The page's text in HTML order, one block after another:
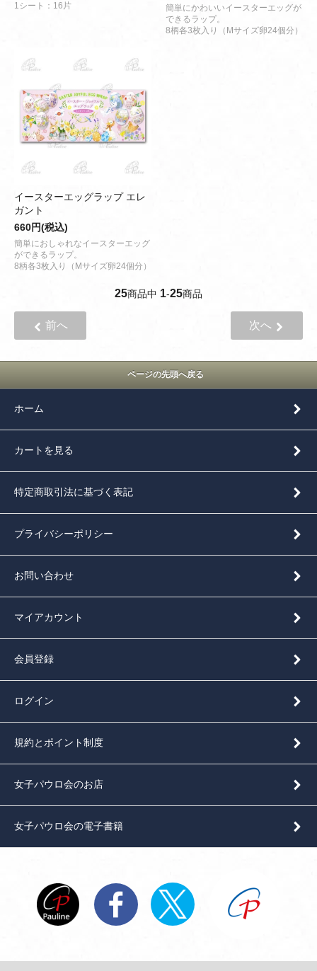
1シート：16片
簡単にかわいいイースターエッグが
できるラップ。
8柄各3枚入り（Mサイズ卵24個分）
イースターエッグラップ エレ
ガント
660円(税込)
簡単におしゃれなイースターエッグ
ができるラップ。
8柄各3枚入り（Mサイズ卵24個分）
25商品中 1-25商品
前へ 次へ
ページの先頭へ戻る
ホーム
カートを見る
特定商取引法に基づく表記
プライバシーポリシー
お問い合わせ
マイアカウント
会員登録
ログイン
規約とポイント制度
女子パウロ会のお店
女子パウロ会の電子書籍